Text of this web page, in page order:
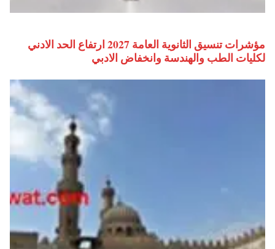
مؤشرات تنسيق الثانوية العامة 2027 ارتفاع الحد الادني
لكليات الطب والهندسة وانخفاض الادبي